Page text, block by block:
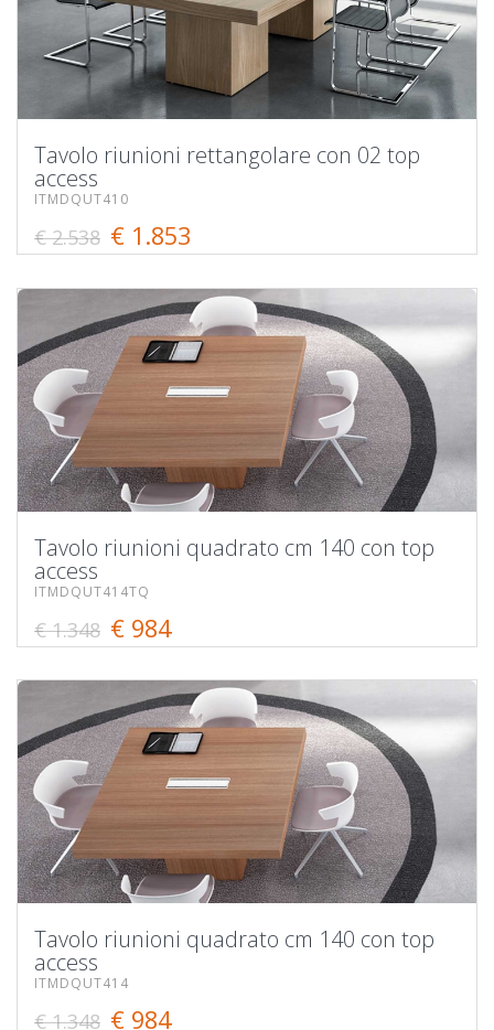
Tavolo riunioni rettangolare con 02 top
access
ITMDQUT410
€ 2.538 € 1.853
Tavolo riunioni quadrato cm 140 con top
access
ITMDQUT414TQ
€ 1.348 € 984
Tavolo riunioni quadrato cm 140 con top
access
ITMDQUT414
€ 1.348 € 984